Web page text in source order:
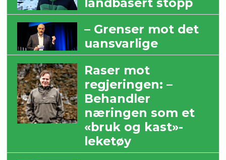
– Grenser mot det
uansvarlige
Raser mot
regjeringen: –
Behandler
næringen som et
«bruk og kast»-
leketøy